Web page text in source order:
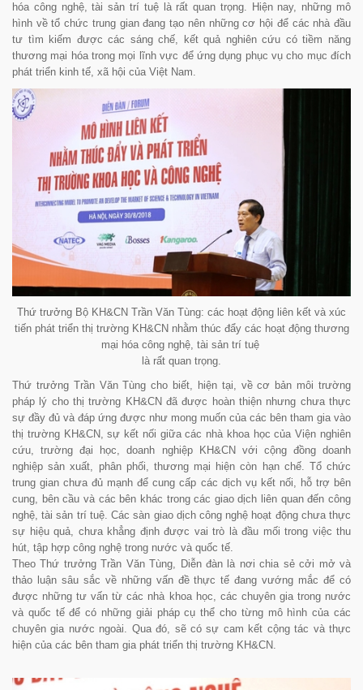
hóa công nghệ, tài sản trí tuệ là rất quan trọng. Hiện nay, những mô
hình về tổ chức trung gian đang tạo nên những cơ hội để các nhà đầu
tư tìm kiếm được các sáng chế, kết quả nghiên cứu có tiềm năng
thương mại hóa trong mọi lĩnh vực để ứng dụng phục vụ cho mục đích
phát triển kinh tế, xã hội của Việt Nam.
Thứ trưởng Bộ KH&CN Trần Văn Tùng: các hoạt động liên kết và xúc
tiến phát triển thị trường KH&CN nhằm thúc đẩy các hoạt động thương
mại hóa công nghệ, tài sản trí tuệ
là rất quan trọng.
Thứ trưởng Trần Văn Tùng cho biết, hiện tại, về cơ bản môi trường
pháp lý cho thị trường KH&CN đã được hoàn thiện nhưng chưa thực
sự đầy đủ và đáp ứng được như mong muốn của các bên tham gia vào
thị trường KH&CN, sự kết nối giữa các nhà khoa học của Viện nghiên
cứu, trường đại học, doanh nghiệp KH&CN với cộng đồng doanh
nghiệp sản xuất, phân phối, thương mại hiện còn hạn chế. Tổ chức
trung gian chưa đủ mạnh để cung cấp các dịch vụ kết nối, hỗ trợ bên
cung, bên cầu và các bên khác trong các giao dịch liên quan đến công
nghệ, tài sản trí tuệ. Các sàn giao dịch công nghệ hoạt động chưa thực
sự hiệu quả, chưa khẳng định được vai trò là đầu mối trong việc thu
hút, tập hợp công nghệ trong nước và quốc tế.
Theo Thứ trưởng Trần Văn Tùng, Diễn đàn là nơi chia sẻ cởi mở và
thảo luận sâu sắc về những vấn đề thực tế đang vướng mắc để có
được những tư vấn từ các nhà khoa học, các chuyên gia trong nước
và quốc tế để có những giải pháp cụ thể cho từng mô hình của các
chuyên gia nước ngoài. Qua đó, sẽ có sự cam kết cộng tác và thực
hiện của các bên tham gia phát triển thị trường KH&CN.